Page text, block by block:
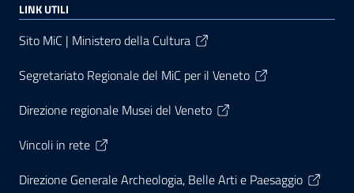
LINK UTILI
Sito MiC | Ministero della Cultura
Segretariato Regionale del MiC per il Veneto
Direzione regionale Musei del Veneto
Vincoli in rete
Direzione Generale Archeologia, Belle Arti e Paesaggio